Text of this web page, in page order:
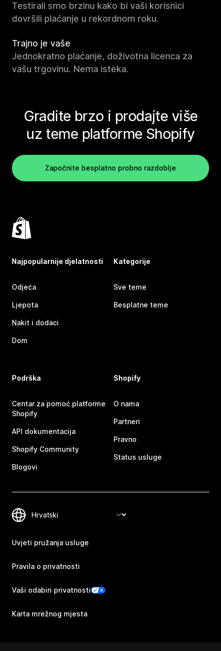
Testirali smo brzinu kako bi vaši korisnici
dovršili plaćanje u rekordnom roku.
Trajno je vaše
Jednokratno plaćanje, doživotna licenca za
vašu trgovinu. Nema isteka.
Gradite brzo i prodajte više
uz teme platforme Shopify
Započnite besplatno probno razdoblje
Najpopularnije djelatnosti
Odjeća
Ljepota
Nakit i dodaci
Dom
Kategorije
Sve teme
Besplatne teme
Podrška
Centar za pomoć platforme
Shopify
API dokumentacija
Shopify Community
Blogovi
Shopify
O nama
Partneri
Pravno
Status usluge
Uvjeti pružanja usluge
Pravila o privatnosti
Vaši odabiri privatnosti
Karta mrežnog mjesta